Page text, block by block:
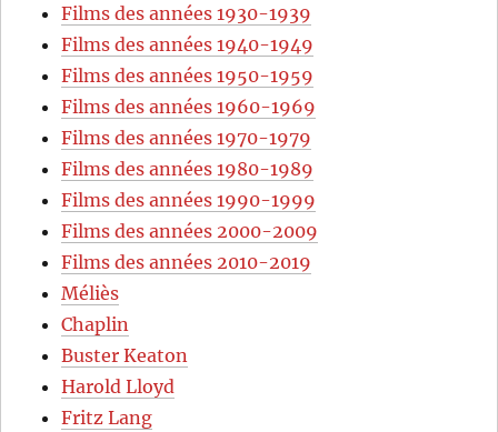
Films des années 1930-1939
Films des années 1940-1949
Films des années 1950-1959
Films des années 1960-1969
Films des années 1970-1979
Films des années 1980-1989
Films des années 1990-1999
Films des années 2000-2009
Films des années 2010-2019
Méliès
Chaplin
Buster Keaton
Harold Lloyd
Fritz Lang